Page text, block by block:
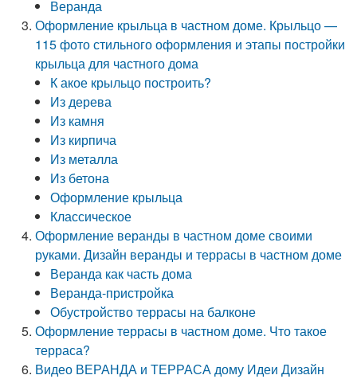
Веранда
Оформление крыльца в частном доме. Крыльцо —
115 фото стильного оформления и этапы постройки
крыльца для частного дома
К акое крыльцо построить?
Из дерева
Из камня
Из кирпича
Из металла
Из бетона
Оформление крыльца
Классическое
Оформление веранды в частном доме своими
руками. Дизайн веранды и террасы в частном доме
Веранда как часть дома
Веранда-пристройка
Обустройство террасы на балконе
Оформление террасы в частном доме. Что такое
терраса?
Видео ВЕРАНДА и ТЕРРАСА дому Идеи Дизайн